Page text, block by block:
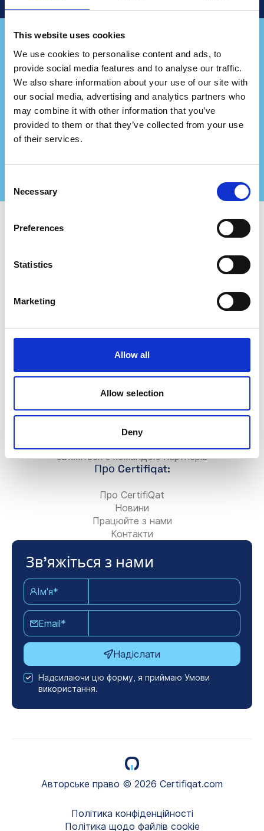
This website uses cookies
We use cookies to personalise content and ads, to
provide social media features and to analyse our traffic.
We also share information about your use of our site with
our social media, advertising and analytics partners who
may combine it with other information that you’ve
provided to them or that they’ve collected from your use
of their services.
Selection
Necessary
Preferences
Statistics
Marketing
Allow all
Allow selection
Deny
Ви представляєте
консалтингову фірму?
Співпрацюйте з нами та створюйте ще більші
цінності для своїх сертифікованих клієнтів!
Зв'яжіться з нами для отримання додаткової
Використовуйте Certifiqat та знайдіть:
Додати нову компанію
FAQ
Значок Certifiqat
Зв’яжіться з командою продажів
Зв’яжіться з командою підтримки
Станьте консультантом-партнером
Зв’яжіться з командою партнерів
Про Certifiqat:
Про CertifiQat
Новини
Працюйте з нами
Контакти
Зв'яжіться з нами
Ім'я*
Email*
Надіслати
Надсилаючи цю форму, я приймаю Умови
використання.
Авторське право © 2026 Certifiqat.com
Політика конфіденційності
Політика щодо файлів cookie